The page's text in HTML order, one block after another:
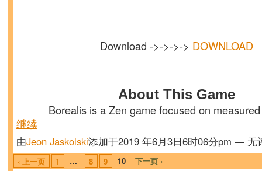
Download ->->->-> DOWNLOAD
About This Game
Borealis is a Zen game focused on
继续
由Jeon Jaskolski添加于2019 年6月3日6时06分pm — 无
‹ 上一页 1 … 8 9 10 下一页 ›